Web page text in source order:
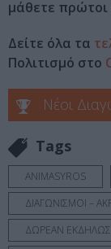
μάθετε πρώτοι
Δείτε όλα τα
Πολιτισμό στο
Νέοι
Tags
ANIMASYROS
ΔΙΑΓΩΝΙΣΜΟΙ –
ΔΩΡΕΑΝ